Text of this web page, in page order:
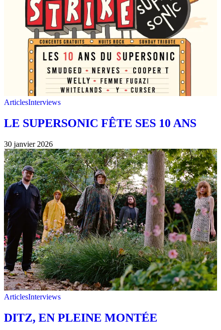
ArticlesInterviews
LE SUPERSONIC FÊTE SES 10 ANS
30 janvier 2026
ArticlesInterviews
DITZ, EN PLEINE MONTÉE